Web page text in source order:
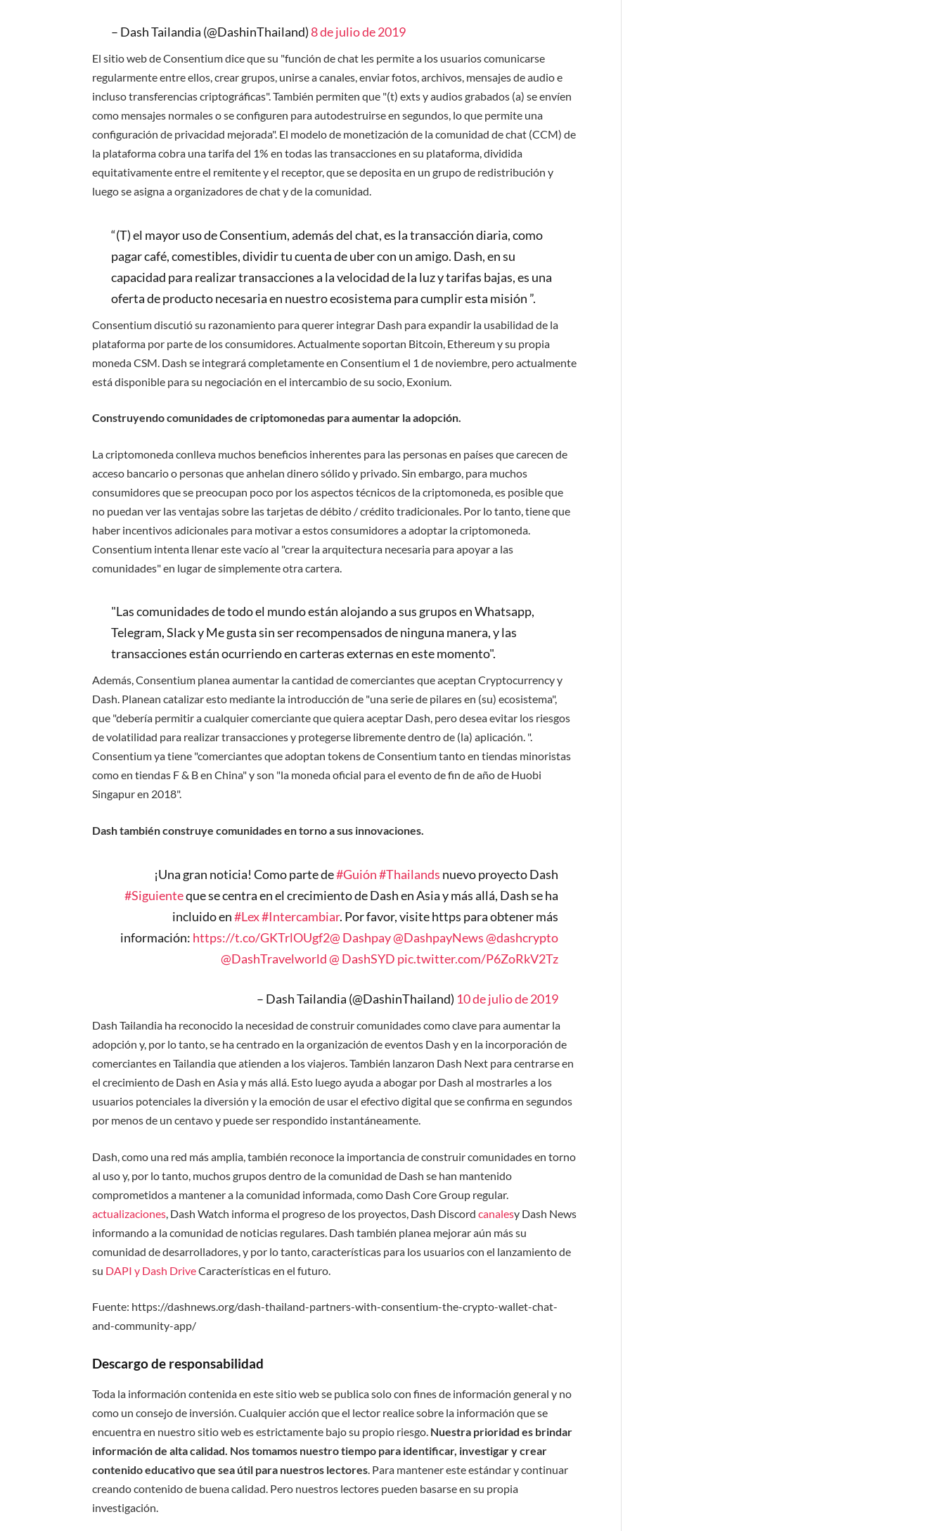
– Dash Tailandia (@DashinThailand) 8 de julio de 2019
El sitio web de Consentium dice que su "función de chat les permite a los usuarios comunicarse
regularmente entre ellos, crear grupos, unirse a canales, enviar fotos, archivos, mensajes de audio e
incluso transferencias criptográficas". También permiten que "(t) exts y audios grabados (a) se envíen
como mensajes normales o se configuren para autodestruirse en segundos, lo que permite una
configuración de privacidad mejorada". El modelo de monetización de la comunidad de chat (CCM) de
la plataforma cobra una tarifa del 1% en todas las transacciones en su plataforma, dividida
equitativamente entre el remitente y el receptor, que se deposita en un grupo de redistribución y
luego se asigna a organizadores de chat y de la comunidad.
“(T) el mayor uso de Consentium, además del chat, es la transacción diaria, como
pagar café, comestibles, dividir tu cuenta de uber con un amigo. Dash, en su
capacidad para realizar transacciones a la velocidad de la luz y tarifas bajas, es una
oferta de producto necesaria en nuestro ecosistema para cumplir esta misión ”.
Consentium discutió su razonamiento para querer integrar Dash para expandir la usabilidad de la
plataforma por parte de los consumidores. Actualmente soportan Bitcoin, Ethereum y su propia
moneda CSM. Dash se integrará completamente en Consentium el 1 de noviembre, pero actualmente
está disponible para su negociación en el intercambio de su socio, Exonium.
Construyendo comunidades de criptomonedas para aumentar la adopción.
La criptomoneda conlleva muchos beneficios inherentes para las personas en países que carecen de
acceso bancario o personas que anhelan dinero sólido y privado. Sin embargo, para muchos
consumidores que se preocupan poco por los aspectos técnicos de la criptomoneda, es posible que
no puedan ver las ventajas sobre las tarjetas de débito / crédito tradicionales. Por lo tanto, tiene que
haber incentivos adicionales para motivar a estos consumidores a adoptar la criptomoneda.
Consentium intenta llenar este vacío al "crear la arquitectura necesaria para apoyar a las
comunidades" en lugar de simplemente otra cartera.
"Las comunidades de todo el mundo están alojando a sus grupos en Whatsapp,
Telegram, Slack y Me gusta sin ser recompensados ​​de ninguna manera, y las
transacciones están ocurriendo en carteras externas en este momento".
Además, Consentium planea aumentar la cantidad de comerciantes que aceptan Cryptocurrency y
Dash. Planean catalizar esto mediante la introducción de "una serie de pilares en (su) ecosistema",
que "debería permitir a cualquier comerciante que quiera aceptar Dash, pero desea evitar los riesgos
de volatilidad para realizar transacciones y protegerse libremente dentro de (la) aplicación. ".
Consentium ya tiene "comerciantes que adoptan tokens de Consentium tanto en tiendas minoristas
como en tiendas F & B en China" y son "la moneda oficial para el evento de fin de año de Huobi
Singapur en 2018".
Dash también construye comunidades en torno a sus innovaciones.
¡Una gran noticia! Como parte de#Guión#Thailands nuevo proyecto Dash
#Siguienteque se centra en el crecimiento de Dash en Asia y más allá, Dash se ha
incluido en#Lex#Intercambiar. Por favor, visite https para obtener más
información: https://t.co/GKTrlOUgf2@ Dashpay@DashpayNews@dashcrypto
@DashTravelworld@ DashSYD pic.twitter.com/P6ZoRkV2Tz
– Dash Tailandia (@DashinThailand) 10 de julio de 2019
Dash Tailandia ha reconocido la necesidad de construir comunidades como clave para aumentar la
adopción y, por lo tanto, se ha centrado en la organización de eventos Dash y en la incorporación de
comerciantes en Tailandia que atienden a los viajeros. También lanzaron Dash Next para centrarse en
el crecimiento de Dash en Asia y más allá. Esto luego ayuda a abogar por Dash al mostrarles a los
usuarios potenciales la diversión y la emoción de usar el efectivo digital que se confirma en segundos
por menos de un centavo y puede ser respondido instantáneamente.
Dash, como una red más amplia, también reconoce la importancia de construir comunidades en torno
al uso y, por lo tanto, muchos grupos dentro de la comunidad de Dash se han mantenido
comprometidos a mantener a la comunidad informada, como Dash Core Group regular.
actualizaciones , Dash Watch informa el progreso de los proyectos, Dash Discordcanalesy Dash News
informando a la comunidad de noticias regulares. Dash también planea mejorar aún más su
comunidad de desarrolladores, y por lo tanto, características para los usuarios con el lanzamiento de
su DAPI y Dash DriveCaracterísticas en el futuro.
Fuente: https://dashnews.org/dash-thailand-partners-with-consentium-the-crypto-wallet-chat-
and-community-app/
Descargo de responsabilidad
Toda la información contenida en este sitio web se publica solo con fines de información general y no
como un consejo de inversión. Cualquier acción que el lector realice sobre la información que se
encuentra en nuestro sitio web es estrictamente bajo su propio riesgo. Nuestra prioridad es brindar
información de alta calidad. Nos tomamos nuestro tiempo para identificar, investigar y crear
contenido educativo que sea útil para nuestros lectores. Para mantener este estándar y continuar
creando contenido de buena calidad. Pero nuestros lectores pueden basarse en su propia
investigación.